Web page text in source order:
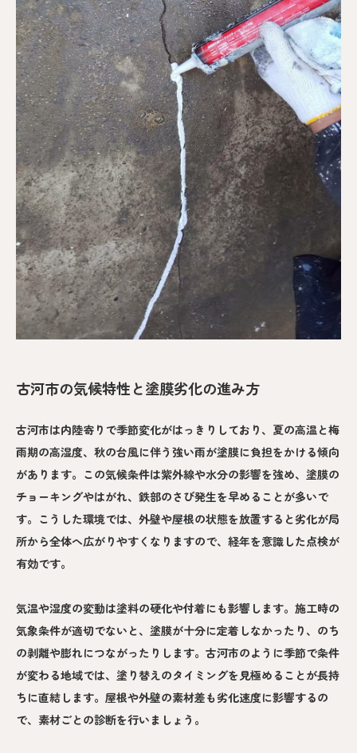
古河市の気候特性と塗膜劣化の進み方
古河市は内陸寄りで季節変化がはっきりしており、夏の高温と梅
雨期の高湿度、秋の台風に伴う強い雨が塗膜に負担をかける傾向
があります。この気候条件は紫外線や水分の影響を強め、塗膜の
チョーキングやはがれ、鉄部のさび発生を早めることが多いで
す。こうした環境では、外壁や屋根の状態を放置すると劣化が局
所から全体へ広がりやすくなりますので、経年を意識した点検が
有効です。
気温や湿度の変動は塗料の硬化や付着にも影響します。施工時の
気象条件が適切でないと、塗膜が十分に定着しなかったり、のち
の剥離や膨れにつながったりします。古河市のように季節で条件
が変わる地域では、塗り替えのタイミングを見極めることが長持
ちに直結します。屋根や外壁の素材差も劣化速度に影響するの
で、素材ごとの診断を行いましょう。